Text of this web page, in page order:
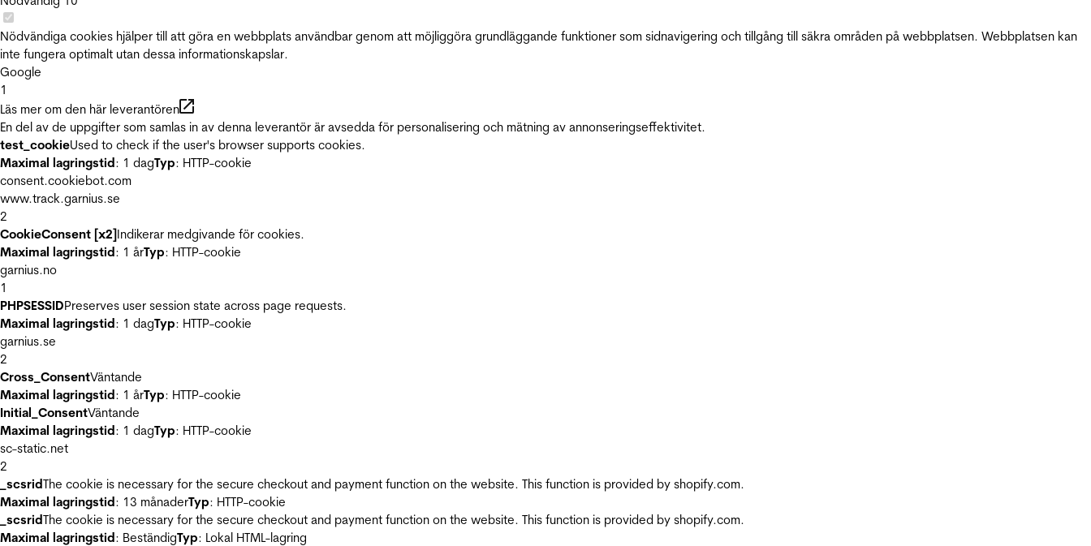
Nödvändiga cookies hjälper till att göra en webbplats användbar genom att möjliggöra grundläggande funktioner som sidnavigering och tillgång till säkra områden på webbplatsen. Webbplatsen kan
inte fungera optimalt utan dessa informationskapslar.
Google
1
Läs mer om den här leverantören
En del av de uppgifter som samlas in av denna leverantör är avsedda för personalisering och mätning av annonseringseffektivitet.
test_cookieUsed to check if the user's browser supports cookies.
Maximal lagringstid: 1 dagTyp: HTTP-cookie
consent.cookiebot.com
www.track.garnius.se
2
CookieConsent [x2]Indikerar medgivande för cookies.
Maximal lagringstid: 1 årTyp: HTTP-cookie
garnius.no
1
PHPSESSIDPreserves user session state across page requests.
Maximal lagringstid: 1 dagTyp: HTTP-cookie
garnius.se
2
Cross_ConsentVäntande
Maximal lagringstid: 1 årTyp: HTTP-cookie
Initial_ConsentVäntande
Maximal lagringstid: 1 dagTyp: HTTP-cookie
sc-static.net
2
_scsridThe cookie is necessary for the secure checkout and payment function on the website. This function is provided by shopify.com.
Maximal lagringstid: 13 månaderTyp: HTTP-cookie
_scsridThe cookie is necessary for the secure checkout and payment function on the website. This function is provided by shopify.com.
Maximal lagringstid: BeständigTyp: Lokal HTML-lagring